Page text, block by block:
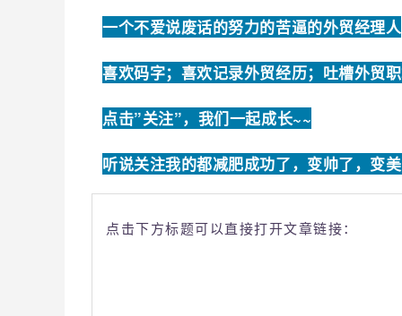
一个不爱说废话的努力的苦逼的外贸经理人
喜欢码字；喜欢记录外贸经历；吐槽外贸
点击”关注”，我们一起成长~~
听说关注我的都减肥成功了，变帅了，
点击下方标题可以直接打开文章链接：